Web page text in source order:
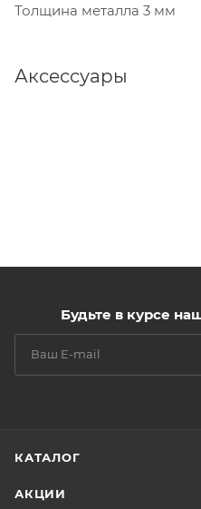
Толщина металла 3 мм
Аксессуары
Будьте в курсе
КАТАЛОГ
АКЦИИ